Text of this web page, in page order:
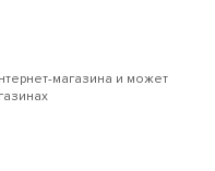
магазина и может